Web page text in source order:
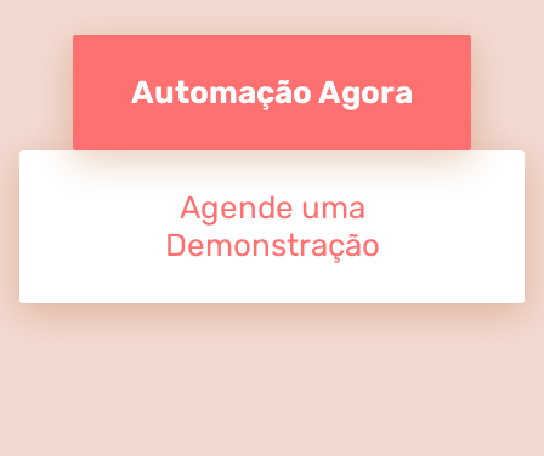
Automação Agora
Agende uma
Demonstração